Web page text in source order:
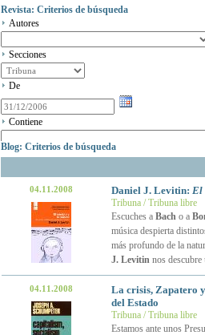
Revista: Criterios de búsqueda
Autores
Secciones
De
Contiene
Blog: Criterios de búsqueda
04.11.2008 Daniel J. Levitin: El
Tribuna / Tribuna libre
Escuches a Bacho a
música despierta
más profundo de la
J. Levitinnos descubre
04.11.2008
La crisis, Zapatero
del Estado
Tribuna / Tribuna libre
Estamos ante unos